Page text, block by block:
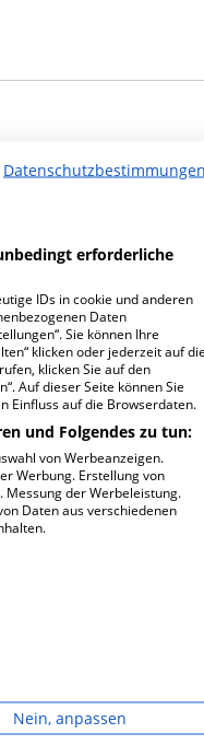
Datenschutzbestimmungen
erforderliche
IDs in cookie und anderen
Daten
Sie können Ihre
klicken oder jederzeit auf die
klicken Sie auf den
Auf dieser Seite können Sie
Einfluss auf die Browserdaten.
und Folgendes zu tun:
von Werbeanzeigen.
Werbung. Erstellung von
Messung der Werbeleistung.
Daten aus verschiedenen
Nein, anpassen